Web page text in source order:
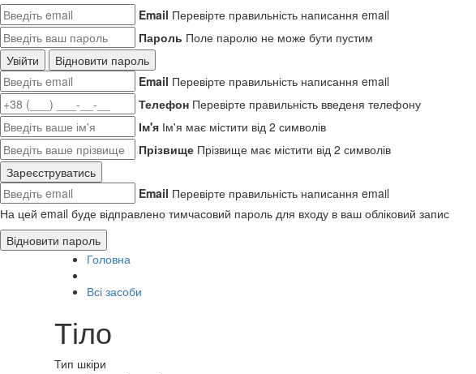
Email Перевірте правильність написання email
Пароль Поле паролю не може бути пустим
Увійти
Відновити пароль
Email Перевірте правильність написання email
Телефон Перевірте правильність введеня телефону
Ім'я Ім'я має містити від 2 символів
Прізвище Прізвище має містити від 2 символів
Зареєструватись
Email Перевірте правильність написання email
На цей email буде відправлено тимчасовий пароль для входу в ваш обліковий запис
Відновити пароль
Головна
Всі засоби
Тіло
Тип шкіри